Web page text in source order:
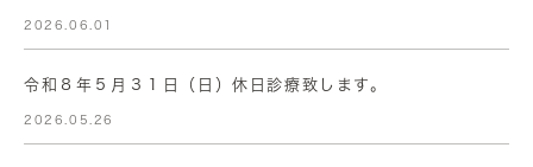
2026.06.01
令和８年５月３１日（日）休日診療致します。
2026.05.26